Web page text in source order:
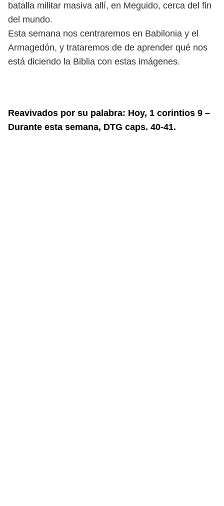
batalla militar masiva allí, en Meguido, cerca del fin
del mundo.
Esta semana nos centraremos en Babilonia y el
Armagedón, y trataremos de de aprender qué nos
está diciendo la Biblia con estas imágenes.
Reavivados por su palabra: Hoy, 1 corintios 9 –
Durante esta semana, DTG caps. 40-41.